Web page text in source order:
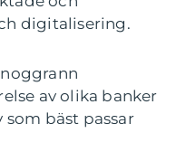
digitalisering.
av olika banker
bäst passar